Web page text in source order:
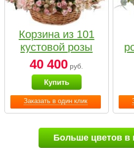
Заказать в один клик
Корзина из 101
кустовой розы
нежных тонов
40 400 руб.
Купить
Больше цветов в